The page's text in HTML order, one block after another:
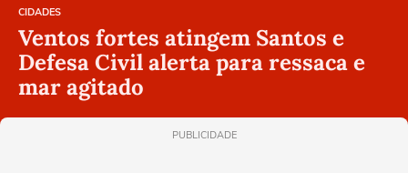
CIDADES
Ventos fortes atingem Santos e
Defesa Civil alerta para ressaca e
mar agitado
PUBLICIDADE